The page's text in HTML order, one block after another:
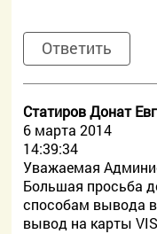
Ответить
Статиров Донат
6 марта 2014
14:39:34
Уважаемая
Большая просьба
способам вывода
вывод на карты